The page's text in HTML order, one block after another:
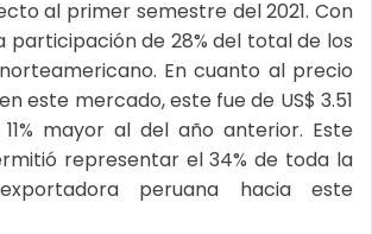
al primer semestre del 2021. Con
participación de 28% del total de los
En cuanto al precio
este mercado, este fue de US$ 3.51
mayor al del año anterior. Este
representar el 34% de toda la
peruana hacia este